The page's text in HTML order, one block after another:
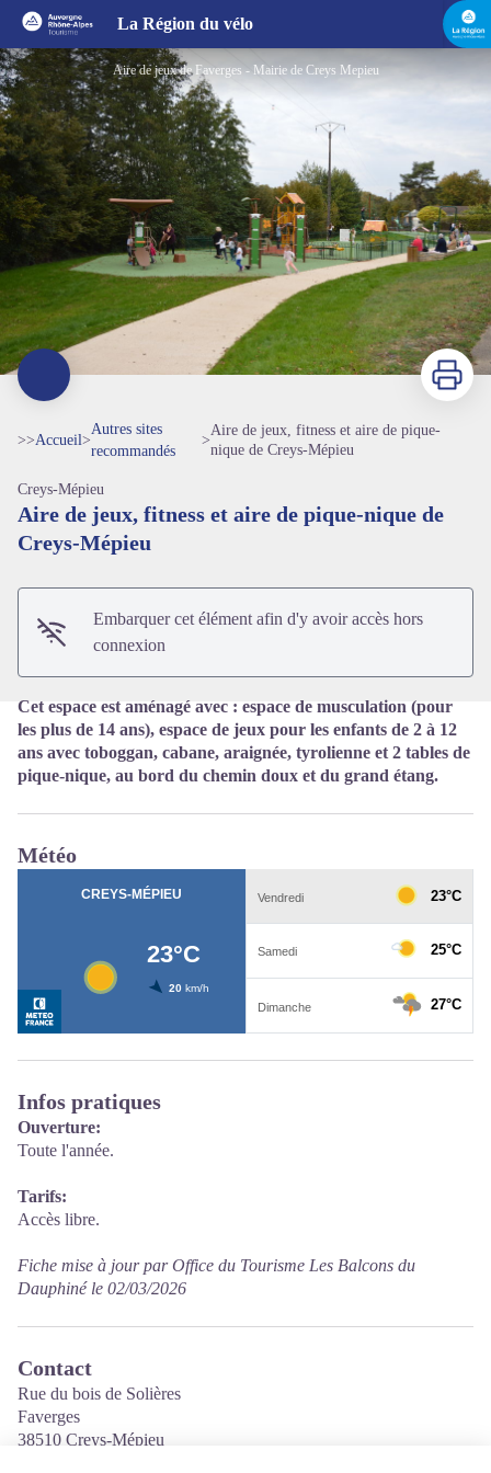
La Région du vélo
Aire de jeux de Faverges - Mairie de Creys Mepieu
Imprimer
>>Accueil>
Autres sites
recommandés
>
Aire de jeux, fitness et aire de pique-
nique de Creys-Mépieu
Creys-Mépieu
Aire de jeux, fitness et aire de pique-nique de
Creys-Mépieu
Embarquer cet élément afin d'y avoir accès hors
connexion
Cet espace est aménagé avec : espace de musculation (pour
les plus de 14 ans), espace de jeux pour les enfants de 2 à 12
ans avec toboggan, cabane, araignée, tyrolienne et 2 tables de
pique-nique, au bord du chemin doux et du grand étang.
Météo
Infos pratiques
Ouverture:
Toute l'année.
Tarifs:
Accès libre.
Fiche mise à jour par Office du Tourisme Les Balcons du
Dauphiné le 02/03/2026
Contact
Rue du bois de Solières
Faverges
38510 Creys-Mépieu